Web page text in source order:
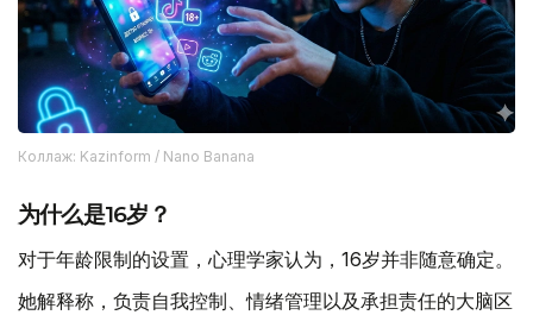
Коллаж: Kazinform / Nano Banana
为什么是16岁？
对于年龄限制的设置，心理学家认为，16岁并非随意确定。
她解释称，负责自我控制、情绪管理以及承担责任的大脑区